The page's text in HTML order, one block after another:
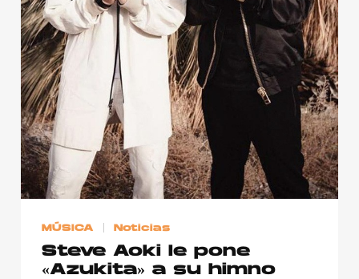
MÚSICA Noticias
Steve Aoki le pone
«Azukita» a su himno